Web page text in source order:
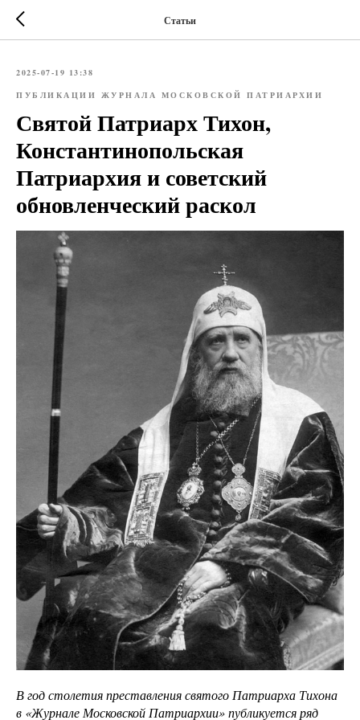
Статьи
2025-07-19 13:38
ПУБЛИКАЦИИ ЖУРНАЛА МОСКОВСКОЙ ПАТРИАРХИИ
Святой Патриарх Тихон,
Константинопольская
Патриархия и советский
обновленческий раскол
В год столетия преставления святого Патриарха Тихона
в «Журнале Московской Патриархии» публикуется ряд